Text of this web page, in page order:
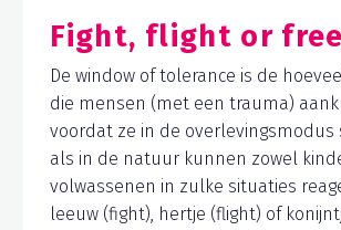
Fight, flight or
De window of tolerance is de
die mensen (met een trauma)
voordat ze in de overlevingsmodus
als in de natuur kunnen zowel
volwassenen in zulke situaties
leeuw (fight), hertje (flight) of